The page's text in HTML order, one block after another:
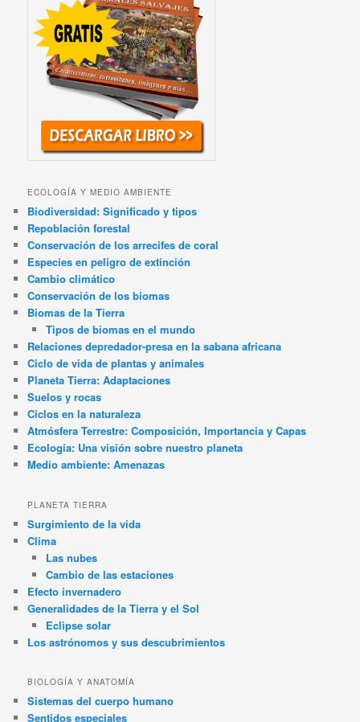
ECOLOGÍA Y MEDIO AMBIENTE
Biodiversidad: Significado y tipos
Repoblación forestal
Conservación de los arrecifes de coral
Especies en peligro de extinción
Cambio climático
Conservación de los biomas
Biomas de la Tierra
Tipos de biomas en el mundo
Relaciones depredador-presa en la sabana africana
Ciclo de vida de plantas y animales
Planeta Tierra: Adaptaciones
Suelos y rocas
Ciclos en la naturaleza
Atmósfera Terrestre: Composición, Importancia y Capas
Ecología: Una visión sobre nuestro planeta
Medio ambiente: Amenazas
PLANETA TIERRA
Surgimiento de la vida
Clima
Las nubes
Cambio de las estaciones
Efecto invernadero
Generalidades de la Tierra y el Sol
Eclipse solar
Los astrónomos y sus descubrimientos
BIOLOGÍA Y ANATOMÍA
Sistemas del cuerpo humano
Sentidos especiales